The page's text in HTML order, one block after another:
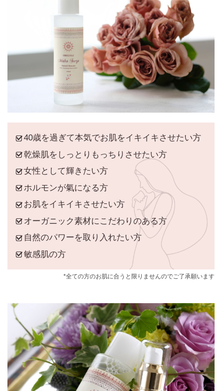
40歳を過ぎて本気でお肌をイキイキさせたい方
乾燥肌をしっとりもっちりさせたい方
女性として輝きたい方
ホルモンが氣になる方
お肌をイキイキさせたい方
オーガニック素材にこだわりのある方
自然のパワーを取り入れたい方
敏感肌の方
*全ての方のお肌に合うと限りませんのでご了承願います